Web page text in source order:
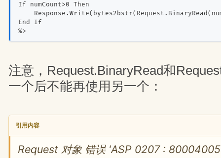
If numCount>0 Then
End If
%>
注意，Request.BinaryRead和
一个后不能再使用另一个：
引用内容
Request 对象 错误 'ASP 0207 :